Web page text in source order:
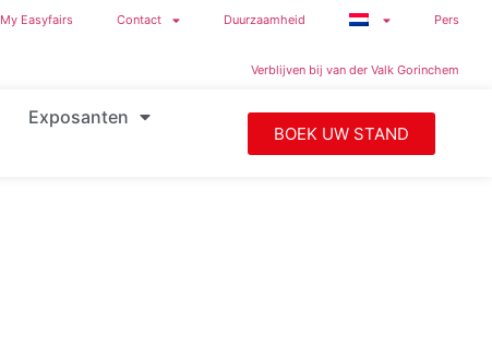
My Easyfairs Contact Duurzaamheid Pers
Verblijven bij van der Valk Gorinchem
Exposanten
BOEK UW STAND